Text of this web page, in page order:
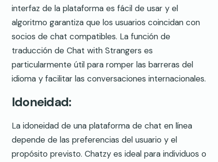
interfaz de la plataforma es fácil de usar y el
algoritmo garantiza que los usuarios coincidan con
socios de chat compatibles. La función de
traducción de Chat with Strangers es
particularmente útil para romper las barreras del
idioma y facilitar las conversaciones internacionales.
Idoneidad:
La idoneidad de una plataforma de chat en línea
depende de las preferencias del usuario y el
propósito previsto. Chatzy es ideal para individuos o